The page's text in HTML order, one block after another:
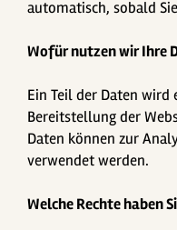
automatisch, sobald
Wofür nutzen wir Ihre
Ein Teil der Daten
Bereitstellung der
Daten können zur
verwendet werden.
Welche Rechte haben